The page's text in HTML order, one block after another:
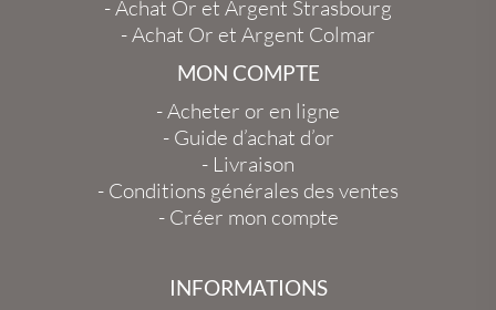
-Achat Or et Argent Strasbourg
-Achat Or et Argent Colmar
MON COMPTE
-Acheter or en ligne
- Guide d’achat d’or
- Livraison
- Conditions générales des ventes
- Créer mon compte
INFORMATIONS